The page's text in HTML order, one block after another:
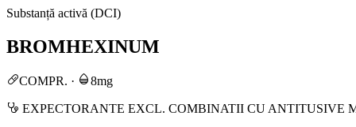
Substanță activă (DCI)
BROMHEXINUM
COMPR. · 8mg
EXPECTORANTE EXCL. COMBINATII CU ANTITUSIVE